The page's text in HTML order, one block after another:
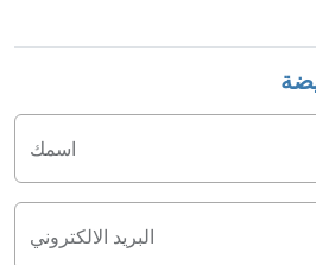
اسمك
البريد الالكتروني